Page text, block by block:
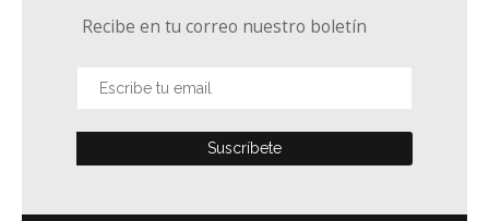
Recibe en tu correo nuestro boletín